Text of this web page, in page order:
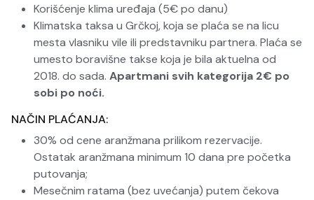
Korišćenje klima uređaja (5€ po danu)
Klimatska taksa u Grčkoj, koja se plaća se na licu
mesta vlasniku vile ili predstavniku partnera. Plaća se
umesto boravišne takse koja je bila aktuelna od
2018. do sada. Apartmani svih kategorija 2€ po
sobi po noći.
NAČIN PLAĆANJA:
30% od cene aranžmana prilikom rezervacije.
Ostatak aranžmana minimum 10 dana pre početka
putovanja;
Mesečnim ratama (bez uvećanja) putem čekova